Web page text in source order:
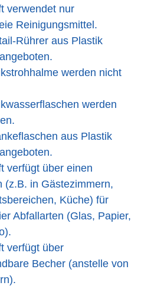
verwendet nur
Reinigungsmittel.
Rührer aus Plastik
werden nicht
werden
aus Plastik
verfügt über einen
(z.B. in Gästezimmern,
Küche) für
Abfallarten (Glas, Papier,
verfügt über
Becher (anstelle von